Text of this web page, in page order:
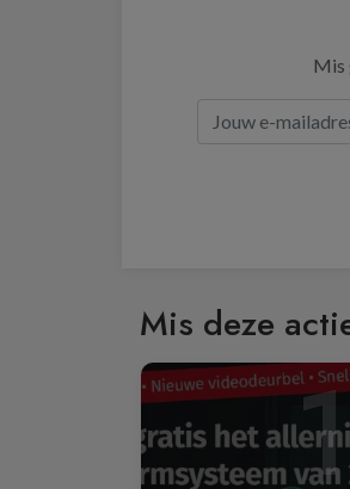
Mis
Mis deze
1